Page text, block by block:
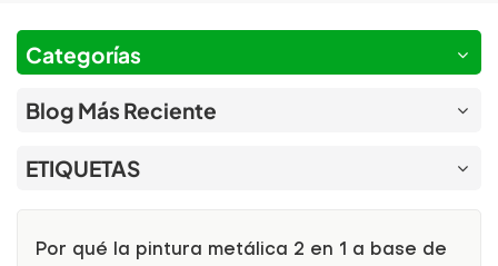
Categorías
Blog Más Reciente
ETIQUETAS
Por qué la pintura metálica 2 en 1 a base de